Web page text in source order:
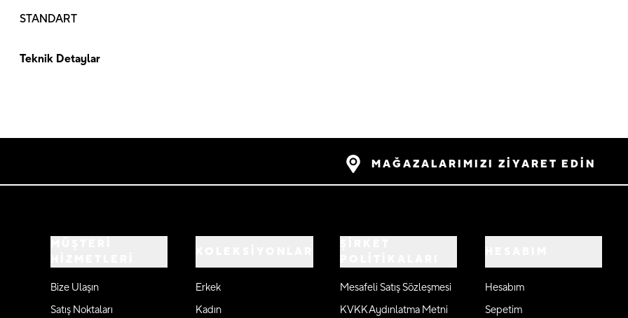
STANDART
Teknik Detaylar
MAĞAZALARIMIZI ZİYARET EDİN
Bize Ulaşın
Satış Noktaları
Erkek
Kadın
Mesafeli Satış Sözleşmesi
KVKK Aydınlatma Metni
Hesabım
Sepetim